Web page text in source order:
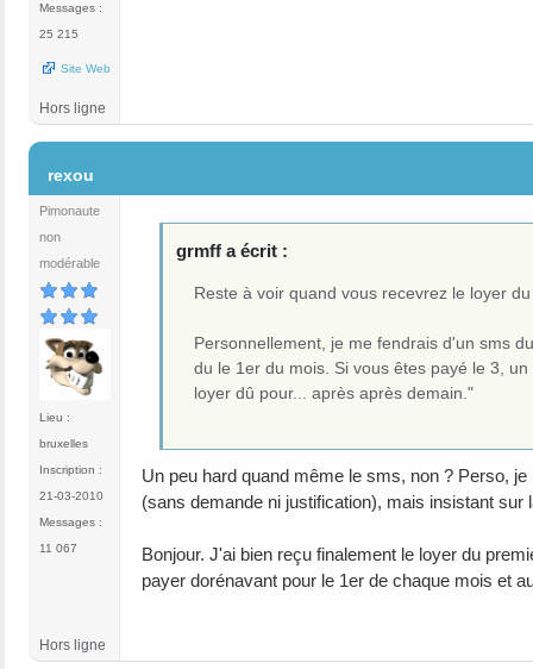
Messages :
25 215
Site Web
Hors ligne
rexou
Pimonaute
non
modérable
Lieu :
bruxelles
Inscription :
21-03-2010
Messages :
11 067
grmff a écrit :
Reste à voir quand vous recevrez le loyer
Personnellement, je me fendrais d'un sms
du le 1er du mois. Si vous êtes payé le 3,
loyer dû pour... après après demain."
Un peu hard quand même le sms, non ? Perso,
(sans demande ni justification), mais insistant sur
Bonjour. J'ai bien reçu finalement le loyer du
payer dorénavant pour le 1er de chaque mois et
Hors ligne